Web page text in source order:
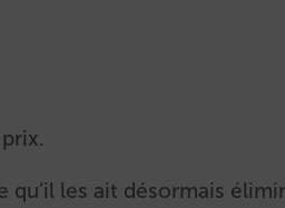
les ait désormais